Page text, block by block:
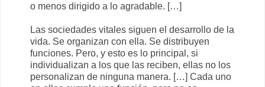
o menos dirigido a lo agradable. […]
Las sociedades vitales siguen el desarrollo de la
vida. Se organizan con ella. Se distribuyen
funciones. Pero, y esto es lo principal, si
individualizan a los que las reciben, ellas no los
personalizan de ninguna manera. […] Cada uno